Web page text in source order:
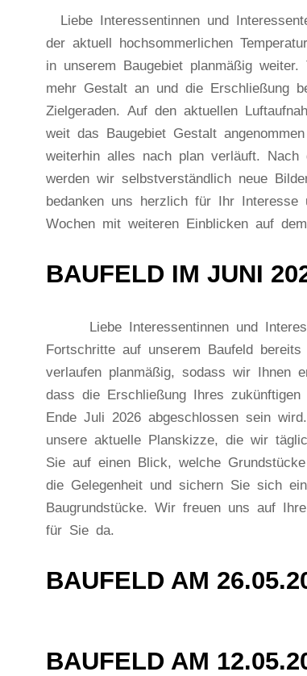
Liebe Interessentinnen und
der aktuell hochsommerlichen
in unserem Baugebiet planmäßig
mehr Gestalt an und die Erschließung
Zielgeraden. Auf den aktuellen
weit das Baugebiet Gestalt
weiterhin alles nach plan verläuft. Nach
werden wir selbstverständlich neue
bedanken uns herzlich für Ihr Interesse
Wochen mit weiteren Einblicken auf
BAUFELD IM JUNI
Liebe Interessentinnen und
Fortschritte auf unserem Baufeld
verlaufen planmäßig, sodass wir Ihnen
dass die Erschließung Ihres
Ende Juli 2026 abgeschlossen sein
unsere aktuelle Planskizze, die wir
Sie auf einen Blick, welche
die Gelegenheit und sichern Sie sich
Baugrundstücke. Wir freuen uns auf
für Sie da.
BAUFELD AM
BAUFELD AM